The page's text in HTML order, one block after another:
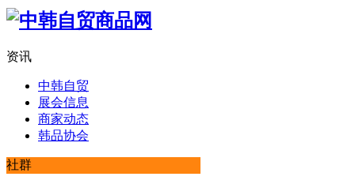
资讯
中韩自贸
展会信息
商家动态
韩品协会
社群